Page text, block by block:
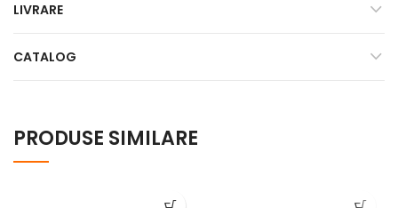
LIVRARE
CATALOG
PRODUSE SIMILARE